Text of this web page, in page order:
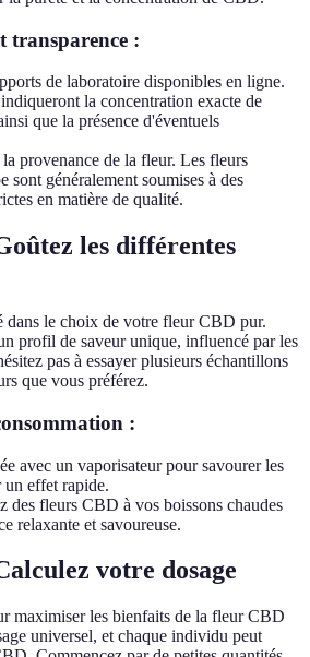
transparence :
de laboratoire disponibles en ligne.
la concentration exacte de
que la présence d'éventuels
provenance de la fleur. Les fleurs
sont généralement soumises à des
en matière de qualité.
les différentes
dans le choix de votre fleur CBD pur.
profil de saveur unique, influencé par les
pas à essayer plusieurs échantillons
que vous préférez.
:
avec un vaporisateur pour savourer les
un effet rapide.
des fleurs CBD à vos boissons chaudes
relaxante et savoureuse.
votre dosage
maximiser les bienfaits de la fleur CBD
universel, et chaque individu peut